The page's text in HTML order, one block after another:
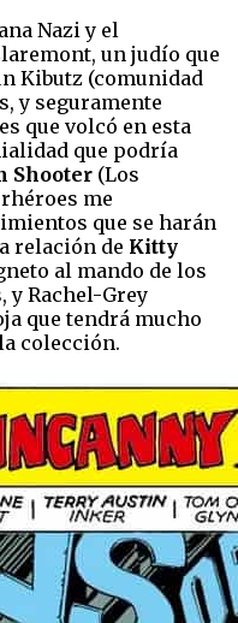
Nazi y el
un judío que
Kibutz (comunidad
y seguramente
que volcó en esta
que podría
Shooter (Los
me
que se harán
relación de Kitty
al mando de los
y Rachel-Grey
que tendrá mucho
colección.